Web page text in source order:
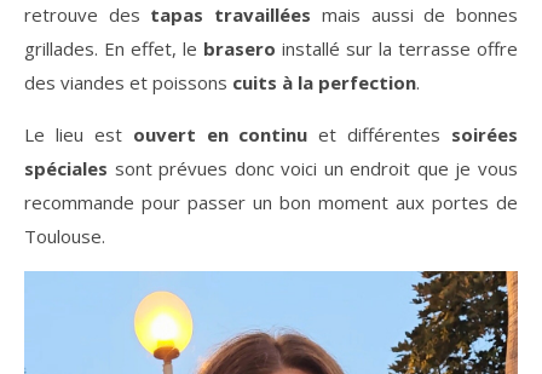
retrouve des tapas travaillées mais aussi de bonnes
grillades. En effet, le brasero installé sur la terrasse offre
des viandes et poissons cuits à la perfection.
Le lieu est ouvert en continu et différentes soirées
spéciales sont prévues donc voici un endroit que je vous
recommande pour passer un bon moment aux portes de
Toulouse.